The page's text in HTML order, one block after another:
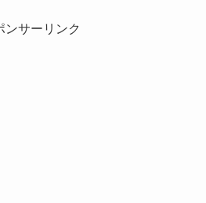
ンサーリンク